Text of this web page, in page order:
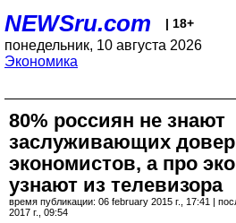
NEWSru.com | 18+
понедельник, 10 августа 2026
Экономика
80% россиян не знают
заслуживающих
экономистов, а про
узнают из телевизора
время публикации: 06 february 2015 г., 17:41 |
2017 г., 09:54